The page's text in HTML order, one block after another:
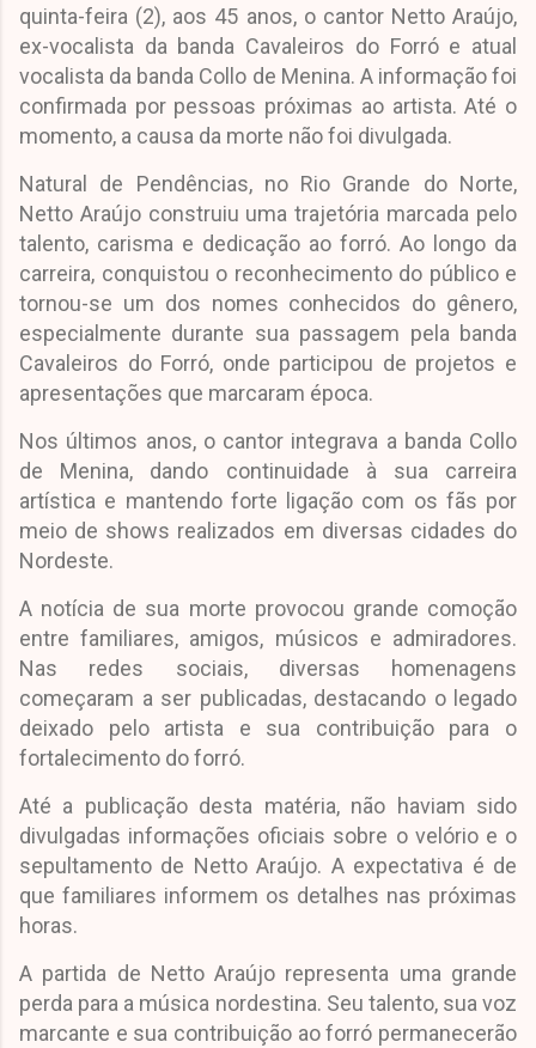
quinta-feira (2), aos 45 anos, o cantor Netto Araújo,
ex-vocalista da banda Cavaleiros do Forró e atual
vocalista da banda Collo de Menina. A informação foi
confirmada por pessoas próximas ao artista. Até o
momento, a causa da morte não foi divulgada.
Natural de Pendências, no Rio Grande do Norte,
Netto Araújo construiu uma trajetória marcada pelo
talento, carisma e dedicação ao forró. Ao longo da
carreira, conquistou o reconhecimento do público e
tornou-se um dos nomes conhecidos do gênero,
especialmente durante sua passagem pela banda
Cavaleiros do Forró, onde participou de projetos e
apresentações que marcaram época.
Nos últimos anos, o cantor integrava a banda Collo
de Menina, dando continuidade à sua carreira
artística e mantendo forte ligação com os fãs por
meio de shows realizados em diversas cidades do
Nordeste.
A notícia de sua morte provocou grande comoção
entre familiares, amigos, músicos e admiradores.
Nas redes sociais, diversas homenagens
começaram a ser publicadas, destacando o legado
deixado pelo artista e sua contribuição para o
fortalecimento do forró.
Até a publicação desta matéria, não haviam sido
divulgadas informações oficiais sobre o velório e o
sepultamento de Netto Araújo. A expectativa é de
que familiares informem os detalhes nas próximas
horas.
A partida de Netto Araújo representa uma grande
perda para a música nordestina. Seu talento, sua voz
marcante e sua contribuição ao forró permanecerão